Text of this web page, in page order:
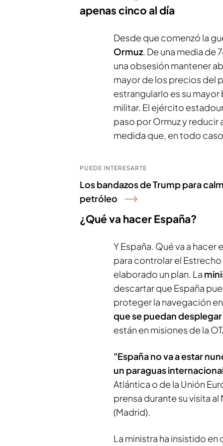
apenas cinco al día
Desde que comenzó la
Ormuz. De una media de
una obsesión mantener
mayor de los precios del
estrangularlo es su mayor
militar. El ejército
paso por Ormuz y reducir
medida que, en todo
PUEDE INTERESARTE
Los bandazos de Trump para
petróleo
¿Qué va hacer España?
Y España. Qué va a
para controlar el Estrecho
elaborado un plan. La
descartar que España
proteger la navegación
que se puedan
están en misiones de la
"España no va a estar
un paraguas
Atlántica o de la Unión
prensa durante su visita al
(Madrid).
La ministra ha insistido en